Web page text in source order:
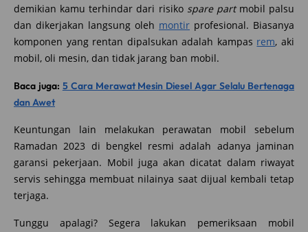
demikian kamu terhindar dari risiko spare partmobil palsu
dan dikerjakan langsung oleh montir profesional. Biasanya
komponen yang rentan dipalsukan adalah kampas rem, aki
mobil, oli mesin, dan tidak jarang ban mobil.
Baca juga: 5 Cara Merawat Mesin Diesel Agar Selalu Bertenaga
dan Awet
Keuntungan lain melakukan perawatan mobil sebelum
Ramadan 2023 di bengkel resmi adalah adanya jaminan
garansi pekerjaan. Mobil juga akan dicatat dalam riwayat
servis sehingga membuat nilainya saat dijual kembali tetap
terjaga.
Tunggu apalagi? Segera lakukan pemeriksaan mobil